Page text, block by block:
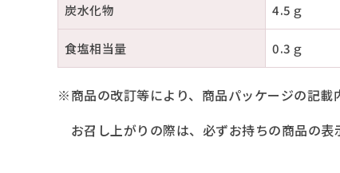
炭水化物 4.5ｇ
食塩相当量 0.3ｇ
※商品の改訂等により、商品パッケージの記載
お召し上がりの際は、必ずお持ちの商品の表